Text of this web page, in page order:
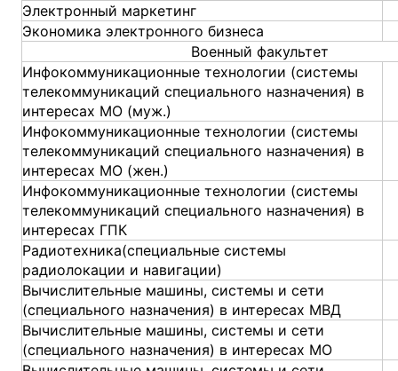
Электронный маркетинг
Экономика электронного бизнеса
Военный факультет
Инфокоммуникационные технологии (системы
телекоммуникаций специального назначения) в
интересах МО (муж.)
Инфокоммуникационные технологии (системы
телекоммуникаций специального назначения) в
интересах МО (жен.)
Инфокоммуникационные технологии (системы
телекоммуникаций специального назначения) в
интересах ГПК
Радиотехника(специальные системы
радиолокации и навигации)
Вычислительные машины, системы и сети
(специального назначения) в интересах МВД
Вычислительные машины, системы и сети
(специального назначения) в интересах МО